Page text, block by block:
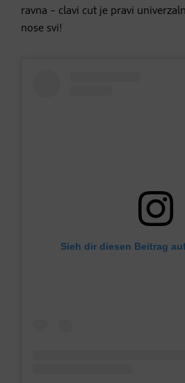
ravna – clavi cut je pravi
nose svi!
Sieh dir diesen Beitrag